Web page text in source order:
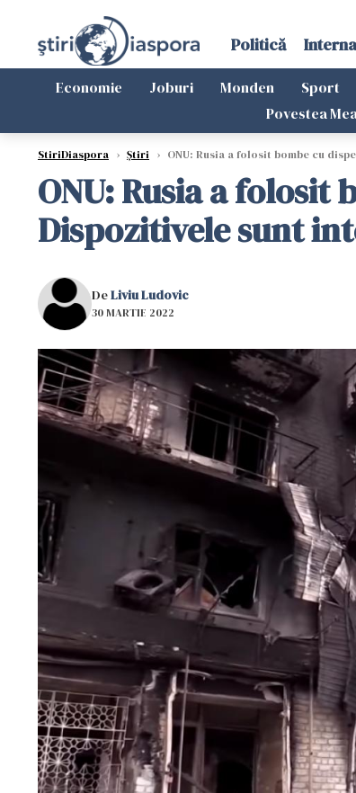
Politică
Economie Joburi Monden Sport
Povestea
StiriDiaspora › Știri › ONU: Rusia a folosit bombe cu
ONU: Rusia a
Dispozitivele sunt
DeLiviu Ludovic
30 MARTIE 2022